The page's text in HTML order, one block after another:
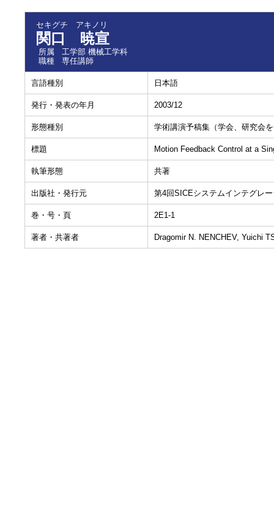
セキグチ アキノリ
関口 暁宣
所属
工学部 機械工学科
職種
専任講師
言語種別 日本語
発行・発表の年月 2003/12
形態種別 学術講演予稿集（学会、研究会
標題 Motion Feedback Control at a
執筆形態 共著
出版社・発行元 第4回SICEシステムインテグレ
巻・号・頁 2E1-1
著者・共著者 Dragomir N. NENCHEV, Yuichi